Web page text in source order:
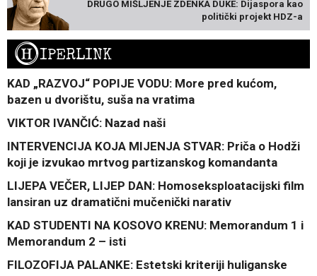
DRUGO MIŠLJENJE ZDENKA DUKE: Dijaspora kao
politički projekt HDZ-a
HIPERLINK
KAD „RAZVOJ“ POPIJE VODU: More pred kućom,
bazen u dvorištu, suša na vratima
VIKTOR IVANČIĆ: Nazad naši
INTERVENCIJA KOJA MIJENJA STVAR: Priča o Hodži
koji je izvukao mrtvog partizanskog komandanta
LIJEPA VEČER, LIJEP DAN: Homoseksploatacijski film
lansiran uz dramatični mučenički narativ
KAD STUDENTI NA KOSOVO KRENU: Memorandum 1 i
Memorandum 2 – isti
FILOZOFIJA PALANKE: Estetski kriteriji huliganske